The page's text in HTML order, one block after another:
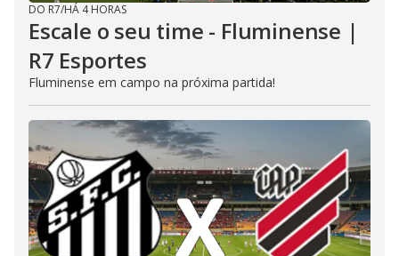
DO R7/HÁ 4 HORAS
Escale o seu time - Fluminense |
R7 Esportes
Fluminense em campo na próxima partida!